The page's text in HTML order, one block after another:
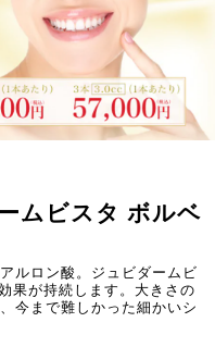
ムビスタ ボルベ
ルロン酸。ジュビダームビ
果が持続します。大きさの
今まで難しかった細かいシ